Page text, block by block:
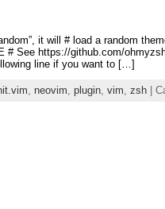
it will # load a random
# See https://github.com/
line if you want to […]
, neovim, plugin, vim, zsh|